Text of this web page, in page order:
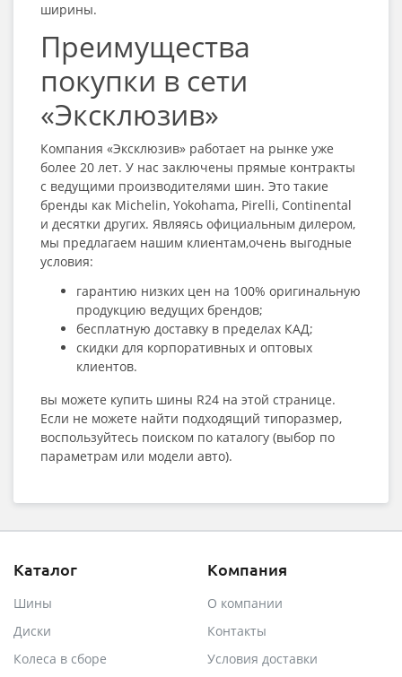
ширины.
Преимущества
покупки в сети
«Эксклюзив»
Компания «Эксклюзив» работает на рынке уже
более 20 лет. У нас заключены прямые контракты
с ведущими производителями шин. Это такие
бренды как Michelin, Yokohama, Pirelli, Continental
и десятки других. Являясь официальным дилером,
мы предлагаем нашим клиентам,очень выгодные
условия:
гарантию низких цен на 100% оригинальную
продукцию ведущих брендов;
бесплатную доставку в пределах КАД;
скидки для корпоративных и оптовых
клиентов.
вы можете купить шины R24 на этой странице.
Если не можете найти подходящий типоразмер,
воспользуйтесь поиском по каталогу (выбор по
параметрам или модели авто).
Каталог
Шины
Диски
Колеса в сборе
Компания
О компании
Контакты
Условия доставки